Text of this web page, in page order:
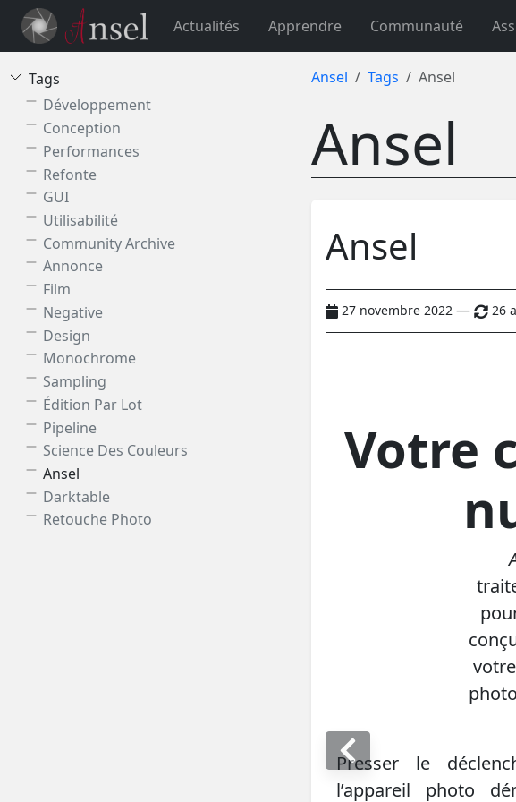
Actualités Apprendre Communauté
Tags
Développement
Conception
Performances
Refonte
GUI
Utilisabilité
Community Archive
Annonce
Film
Negative
Design
Monochrome
Sampling
Édition Par Lot
Pipeline
Science Des Couleurs
Ansel
Darktable
Retouche Photo
Ansel Tags Ansel
Ansel
Ansel
27 novembre 2022 — 26
Votre
Presser le
l’appareil photo